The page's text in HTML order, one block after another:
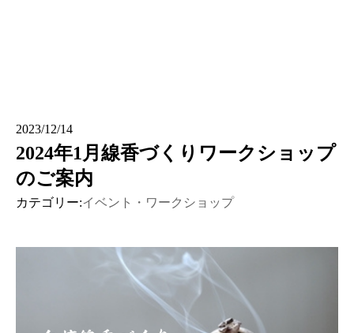
2023/12/14
2024年1月線香づくりワークショップ
のご案内
カテゴリー:イベント・ワークショップ